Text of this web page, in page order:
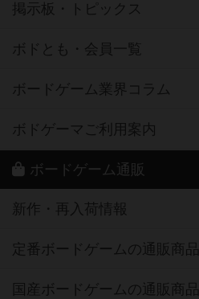
掲示板・トピックス
ボドとも・会員一覧
ボードゲーム業界コラム
ボドゲーマご利用案内
ボードゲーム通販
新作・再入荷情報
定番ボードゲームの通販商品
国産ボードゲームの通販商品